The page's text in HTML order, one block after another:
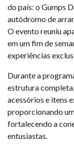
do país: o Gumps
autódromo de
O evento reuniu
em um fim de
experiências
Durante a
estrutura
acessórios e itens
proporcionando
fortalecendo a
entusiastas.